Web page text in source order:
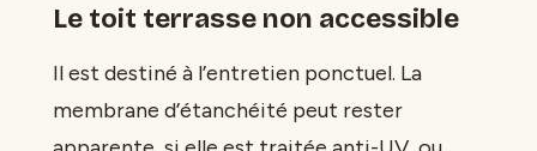
Le toit terrasse non accessible
Il est destiné à l’entretien ponctuel. La
membrane d’étanchéité peut rester